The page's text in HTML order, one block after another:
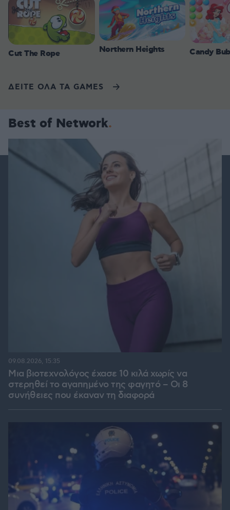
Cut The Rope Northern Heights Candy
ΔΕΙΤΕ ΟΛΑ ΤΑ GAMES
Best of Network
Μια βιοτεχνολόγος έχασε 10 κιλά χωρίς να
στερηθεί το αγαπημένο της φαγητό – Οι 8
συνήθειες που έκαναν τη διαφορά
09.08.2026, 15:35